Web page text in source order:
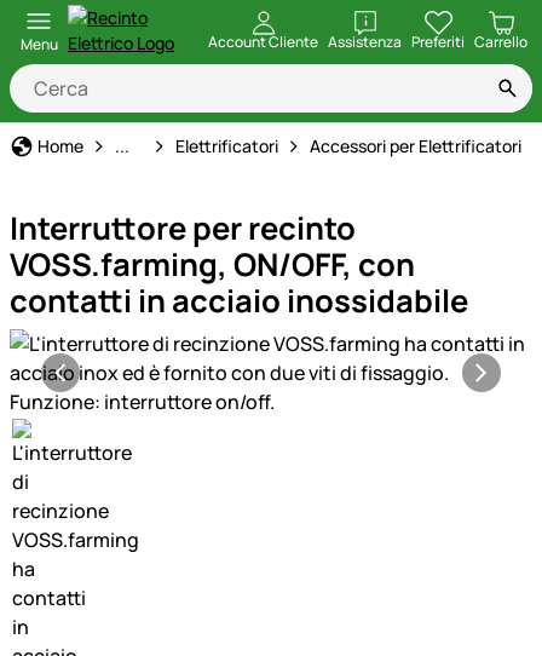
Menu Account Cliente Assistenza
apri Preferiti Carrello
Home Recinto Elettrico
... Elettrificatori Accessori per Elettrificatori
Interruttore per recinto
VOSS.farming, ON/OFF, con
contatti in acciaio inossidabile
Galleria prodotti